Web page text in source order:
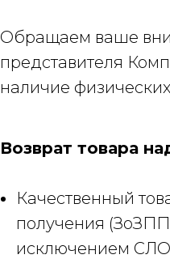
Обращаем ваше
представителя
наличие
Возврат товара
Качественный
получения
исключением